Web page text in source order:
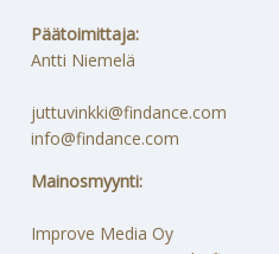
Päätoimittaja:
Antti Niemelä
juttuvinkki@findance.com
info@findance.com
Mainosmyynti:
Improve Media Oy